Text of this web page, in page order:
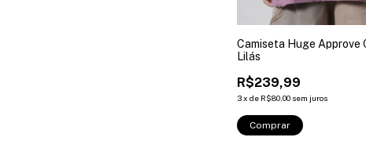
Camiseta Huge Approve
Lilás
R$239,99
3x de R$80,00 sem juros
Comprar